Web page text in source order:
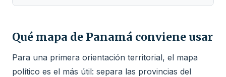
Qué mapa de Panamá conviene usar
Para una primera orientación territorial, el mapa
político es el más útil: separa las provincias del